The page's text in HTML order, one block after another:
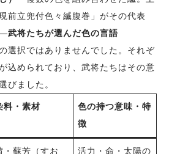
前立兜付色々縅腹巻」がその代表
将たちが選んだ色の言語
選択ではありませんでした。それぞ
込められており、武将たちはその意
びました。
料・素材
色の持つ意味・特
徴
・蘇芳（すお 活力・命・太陽の